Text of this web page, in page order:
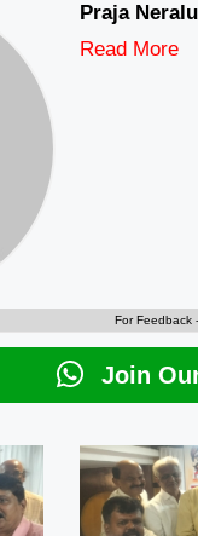
Praja Neralu
Read More
For Feedback -
Join